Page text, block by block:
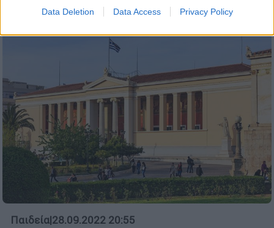
Data Deletion Data Access Privacy Policy
Παιδεία|28.09.2022 20:55